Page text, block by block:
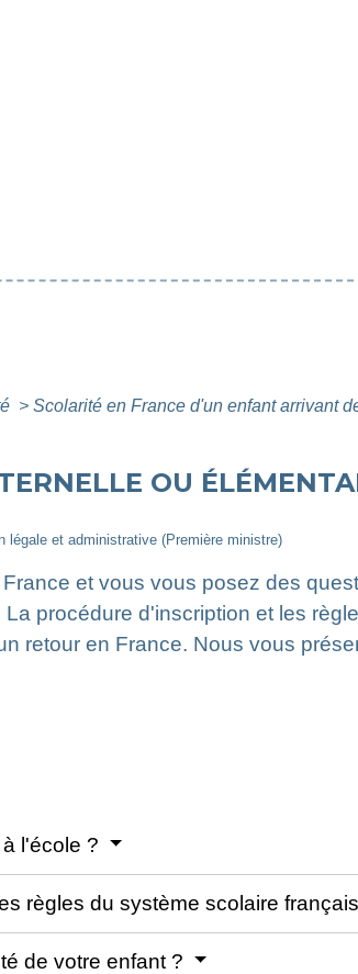
> Scolarité en France d'un enfant arrivant
OU
légale et administrative (Première ministre)
et vous vous posez des
procédure d'inscription et les
retour en France. Nous vous
l'école ?
règles du système scolaire
de votre enfant ?